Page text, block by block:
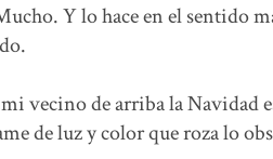
Y lo hace en el sentido
vecino de arriba la Navidad
de luz y color que roza lo